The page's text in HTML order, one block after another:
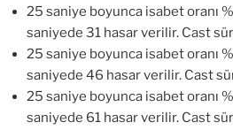
25 saniye boyunca isabet oranı
saniyede 31 hasar verilir. Cast
25 saniye boyunca isabet oranı
saniyede 46 hasar verilir. Cast
25 saniye boyunca isabet oranı
saniyede 61 hasar verilir. Cast